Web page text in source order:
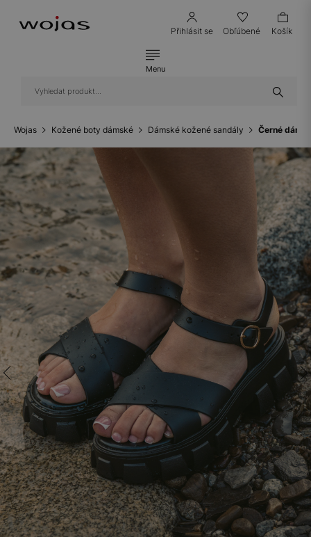
Přihlásit se Obľúbené Košík
Menu
Wojas Kožené boty dámské Dámské kožené sandály Černé